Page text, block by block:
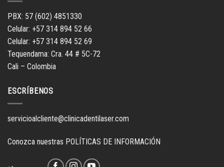
PBX: 57 (602) 4851330
Celular: +57 314 894 52 66
Celular: +57 314 894 52 69
Tequendama: Cra. 44 # 5C-72
Cali – Colombia
ESCRÍBENOS
servicioalcliente@clinicadentilaser.com
Conozca nuestras POLÍTICAS DE INFORMACIÓN